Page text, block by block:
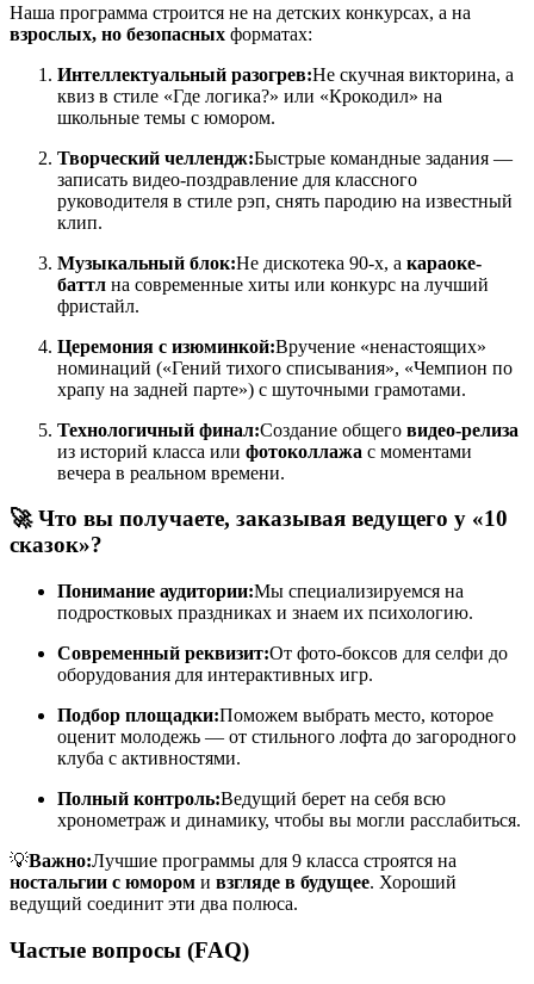
Наша программа строится не на детских конкурсах, а на
взрослых, но безопасных форматах:
Интеллектуальный разогрев:Не скучная викторина, а
квиз в стиле «Где логика?» или «Крокодил» на
школьные темы с юмором.
Творческий челлендж:Быстрые командные задания —
записать видео-поздравление для классного
руководителя в стиле рэп, снять пародию на известный
клип.
Музыкальный блок:Не дискотека 90-х, а караоке-
баттл на современные хиты или конкурс на лучший
фристайл.
Церемония с изюминкой:Вручение «ненастоящих»
номинаций («Гений тихого списывания», «Чемпион по
храпу на задней парте») с шуточными грамотами.
Технологичный финал:Создание общего видео-релиза
из историй класса или фотоколлажа с моментами
вечера в реальном времени.
🚀 Что вы получаете, заказывая ведущего у «10
сказок»?
Понимание аудитории:Мы специализируемся на
подростковых праздниках и знаем их психологию.
Современный реквизит:От фото-боксов для селфи до
оборудования для интерактивных игр.
Подбор площадки:Поможем выбрать место, которое
оценит молодежь — от стильного лофта до загородного
клуба с активностями.
Полный контроль:Ведущий берет на себя всю
хронометраж и динамику, чтобы вы могли расслабиться.
💡Важно:Лучшие программы для 9 класса строятся на
ностальгии с юмором и взгляде в будущее. Хороший
ведущий соединит эти два полюса.
Частые вопросы (FAQ)